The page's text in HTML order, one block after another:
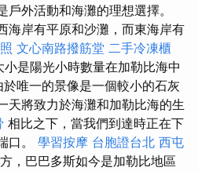
戶外活動和海灘的理想選擇。
海岸有平原和沙灘，而東海岸有
文心南路撥筋堂 二手冷凍櫃
小是陽光小時數量在加勒比海中
於唯一的景像是一個較小的石灰
天將致力於海灘和加勒比海的生
相比之下，當我們到達時正在下
口。 學習按摩 台胞證台北 西屯
，巴巴多斯如今是加勒比地區